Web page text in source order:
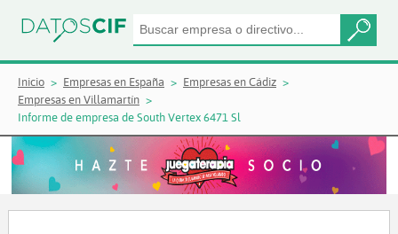
Inicio Empresas en España
Empresas en Cádiz
Empresas en Villamartín
Informe de empresa de South Vertex 6471 Sl